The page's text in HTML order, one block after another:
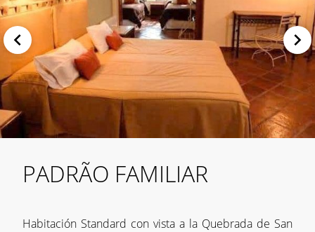
PADRÃO FAMILIAR
Habitación Standard con vista a la Quebrada de San